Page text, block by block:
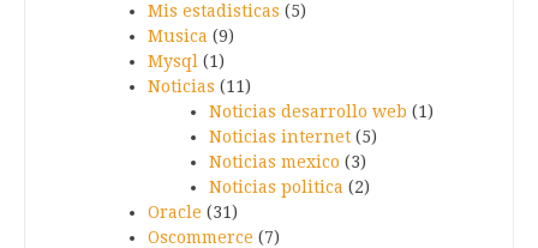
Mis estadisticas (5)
Musica (9)
Mysql (1)
Noticias (11)
Noticias desarrollo web (1)
Noticias internet (5)
Noticias mexico (3)
Noticias politica (2)
Oracle (31)
Oscommerce (7)